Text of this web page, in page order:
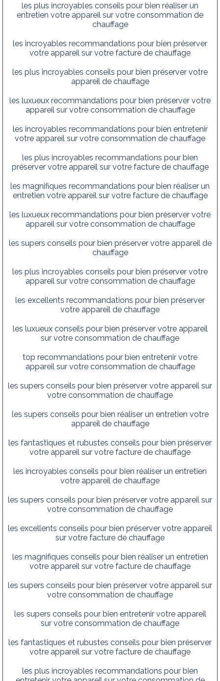
les plus incroyables conseils pour bien réaliser un
entretien votre appareil sur votre consommation de
chauffage
les incroyables recommandations pour bien préserver
votre appareil sur votre facture de chauffage
les plus incroyables conseils pour bien préserver votre
appareil de chauffage
les luxueux recommandations pour bien préserver votre
appareil sur votre consommation de chauffage
les incroyables recommandations pour bien entretenir
votre appareil sur votre consommation de chauffage
les plus incroyables recommandations pour bien
préserver votre appareil sur votre facture de chauffage
les magnifiques recommandations pour bien réaliser un
entretien votre appareil sur votre facture de chauffage
les luxueux recommandations pour bien préserver votre
appareil sur votre consommation de chauffage
les supers conseils pour bien préserver votre appareil de
chauffage
les plus incroyables conseils pour bien préserver votre
appareil sur votre consommation de chauffage
les excellents recommandations pour bien préserver
votre appareil de chauffage
les luxueux conseils pour bien préserver votre appareil
sur votre consommation de chauffage
top recommandations pour bien entretenir votre
appareil sur votre consommation de chauffage
les supers conseils pour bien préserver votre appareil sur
votre consommation de chauffage
les supers conseils pour bien réaliser un entretien votre
appareil de chauffage
les fantastiques et rubustes conseils pour bien préserver
votre appareil sur votre facture de chauffage
les incroyables conseils pour bien réaliser un entretien
votre appareil de chauffage
les supers conseils pour bien préserver votre appareil sur
votre consommation de chauffage
les excellents conseils pour bien préserver votre appareil
sur votre facture de chauffage
les magnifiques conseils pour bien réaliser un entretien
votre appareil sur votre facture de chauffage
les supers conseils pour bien préserver votre appareil sur
votre consommation de chauffage
les supers conseils pour bien entretenir votre appareil
sur votre consommation de chauffage
les fantastiques et rubustes conseils pour bien préserver
votre appareil sur votre facture de chauffage
les plus incroyables recommandations pour bien